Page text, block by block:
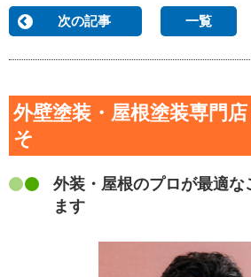
次の記事 一覧
外壁塗装・屋根塗装専門
そ
外装・屋根のプロが最適な
ます